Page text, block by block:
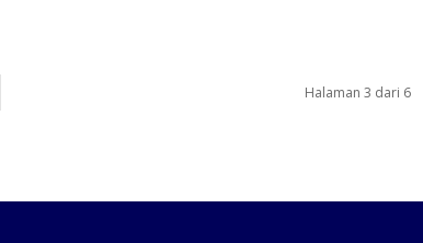
Halaman 3 dari 6